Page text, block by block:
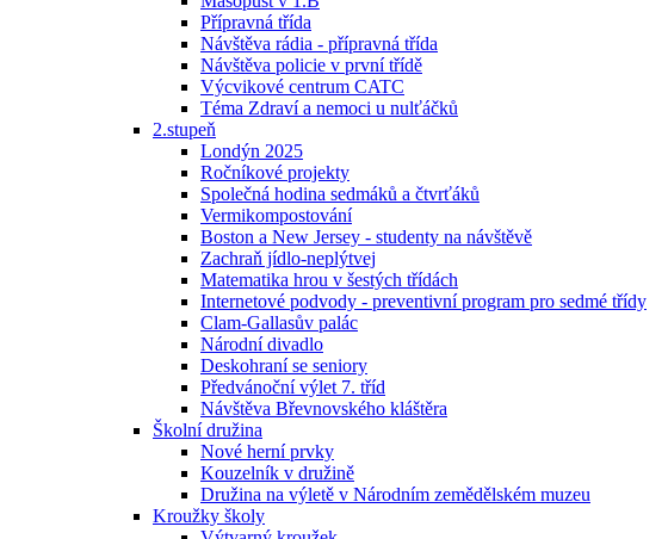
Přípravná třída
Návštěva rádia - přípravná třída
Návštěva policie v první třídě
Výcvikové centrum CATC
Téma Zdraví a nemoci u nulťáčků
2.stupeň
Londýn 2025
Ročníkové projekty
Společná hodina sedmáků a čtvrťáků
Vermikompostování
Boston a New Jersey - studenty na návštěvě
Zachraň jídlo-neplýtvej
Matematika hrou v šestých třídách
Internetové podvody - preventivní program pro sedmé třídy
Clam-Gallasův palác
Národní divadlo
Deskohraní se seniory
Předvánoční výlet 7. tříd
Návštěva Břevnovského kláštěra
Školní družina
Nové herní prvky
Kouzelník v družině
Družina na výletě v Národním zemědělském muzeu
Kroužky školy